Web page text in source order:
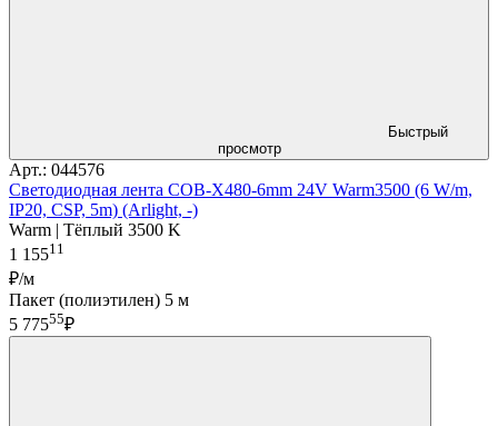
Быстрый
просмотр
Арт.: 044576
Светодиодная лента COB-X480-6mm 24V Warm3500 (6 W/m,
IP20, CSP, 5m) (Arlight, -)
Warm | Тёплый 3500 K
1 15511
₽/м
Пакет (полиэтилен) 5 м
5 77555₽